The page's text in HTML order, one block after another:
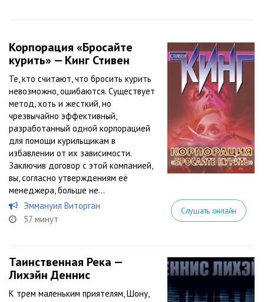
Корпорация «Бросайте
курить» — Кинг Стивен
Те, кто считают, что бросить курить
невозможно, ошибаются. Существует
метод, хоть и жесткий, но
чрезвычайно эффективный,
разработанный одной корпорацией
для помощи курильщикам в
избавлении от их зависимости.
Заключив договор с этой компанией,
вы, согласно утверждениям её
менеджера, больше не...
Эммануил Виторган
57 минут
Слушать онлайн
Таинственная Река —
Лихэйн Деннис
К трем маленьким приятелям, Шону,